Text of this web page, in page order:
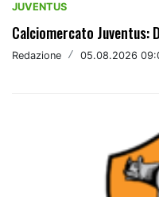
JUVENTUS
Calciomercato Juventus:
Redazione / 05.08.2026